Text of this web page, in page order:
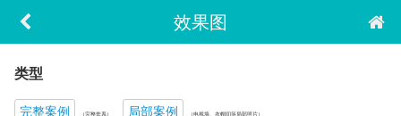
效果图
类型
完整案例 （完整套系） 局部案例 （电视墙、衣帽间等局部照片）